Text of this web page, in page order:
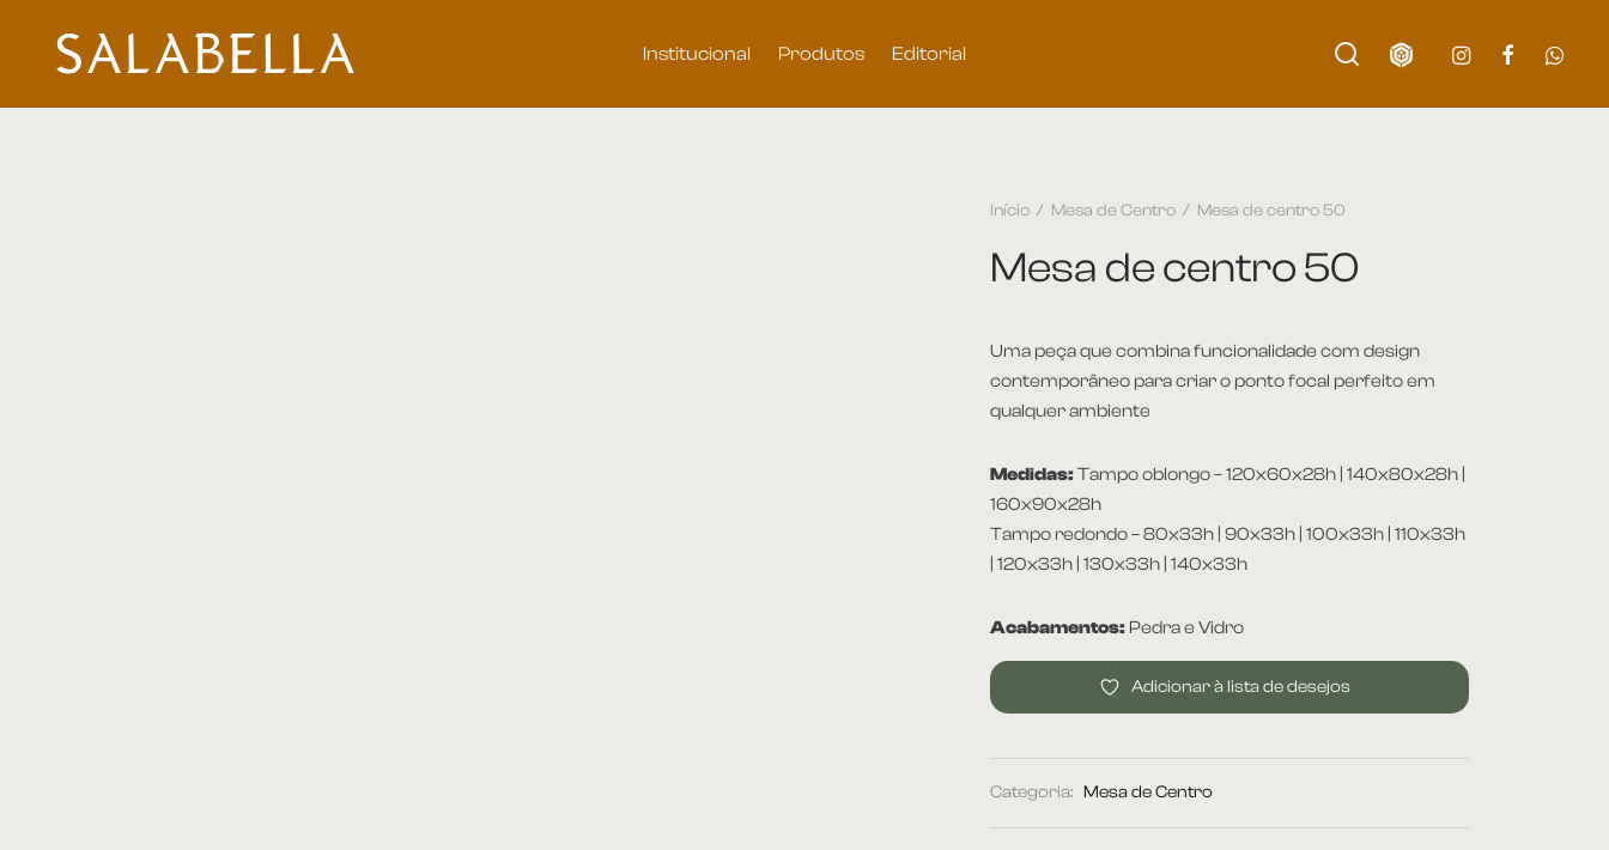
Institucional Produtos Editorial
Início / Mesa de Centro / Mesa de centro 50
Mesa de centro 50
Uma peça que combina funcionalidade com design
contemporâneo para criar o ponto focal perfeito em
qualquer ambiente
Medidas:Tampo oblongo – 120x60x28h | 140x80x28h |
160x90x28h
Tampo redondo – 80x33h | 90x33h | 100x33h | 110x33h
| 120x33h | 130x33h | 140x33h
Acabamentos: Pedra e Vidro
Adicionar à lista de desejos
Categoria: Mesa de Centro